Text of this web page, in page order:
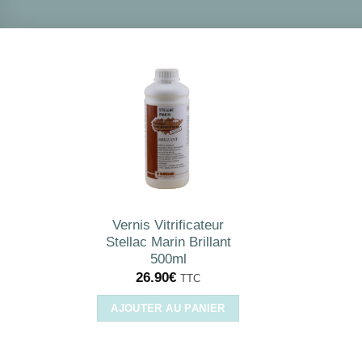
Vernis Vitrificateur
Stellac Marin Brillant
500ml
26.90€ TTC
AJOUTER AU PANIER